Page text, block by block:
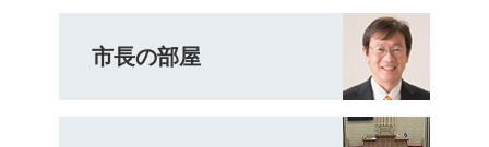
市長の部屋